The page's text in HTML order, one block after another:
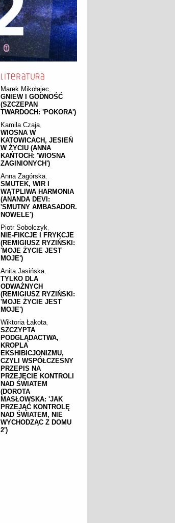
Marek Mikołajec,
GNIEW I GODNOŚĆ
(SZCZEPAN
TWARDOCH: 'POKORA')
Kamila Czaja,
WIOSNA W
KATOWICACH, JESIEŃ
W ŻYCIU (ANNA
KAŃTOCH: 'WIOSNA
ZAGINIONYCH')
Anna Zagórska,
SMUTEK, WIR I
WĄTPLIWA HARMONIA
(ANANDA DEVI:
'SMUTNY AMBASADOR.
NOWELE')
Piotr Sobolczyk,
NIE-FIKCJE I FRYKCJE
(REMIGIUSZ RYZIŃSKI:
'MOJE ŻYCIE JEST
MOJE')
Anita Jasińska,
TYLKO DLA
ODWAŻNYCH
(REMIGIUSZ RYZIŃSKI:
'MOJE ŻYCIE JEST
MOJE')
Wiktoria Łakota,
SZCZYPTA
PODGLĄDACTWA,
KROPLA
EKSHIBICJONIZMU,
CZYLI WSPÓŁCZESNY
PRZEPIS NA
PRZEJĘCIE KONTROLI
NAD ŚWIATEM
(DOROTA
MASŁOWSKA: 'JAK
PRZEJĄĆ KONTROLĘ
NAD ŚWIATEM, NIE
WYCHODZĄC Z DOMU
2')